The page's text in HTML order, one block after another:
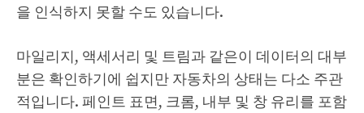
을 인식하지 못할 수도 있습니다.
마일리지, 액세서리 및 트림과 같은이 데이터의 대부
분은 확인하기에 쉽지만 자동차의 상태는 다소 주관
적입니다. 페인트 표면, 크롬, 내부 및 창 유리를 포함